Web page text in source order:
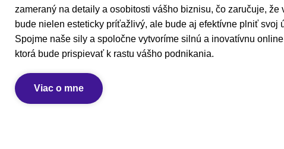
zameraný na detaily a osobitosti vášho biznisu, čo zaručuje, že
bude nielen esteticky príťažlivý, ale bude aj efektívne plniť svoj
Spojme naše sily a spoločne vytvoríme silnú a inovatívnu
ktorá bude prispievať k rastu vášho podnikania.
Viac o mne